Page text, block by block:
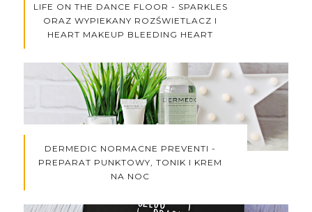
LIFE ON THE DANCE FLOOR - SPARKLES
ORAZ WYPIEKANY ROZŚWIETLACZ I
HEART MAKEUP BLEEDING HEART
DERMEDIC NORMACNE PREVENTI -
PREPARAT PUNKTOWY, TONIK I KREM
NA NOC